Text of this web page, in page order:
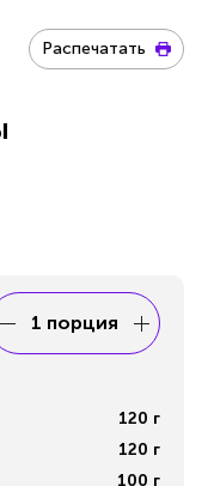
Распечатать
1 порция
120 г
120 г
100 г